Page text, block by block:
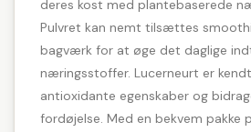
deres kost med plantebaserede
Pulvret kan nemt tilsættes
bagværk for at øge det daglige
næringsstoffer. Lucerneurt er
antioxidante egenskaber og
fordøjelse. Med en bekvem pakke